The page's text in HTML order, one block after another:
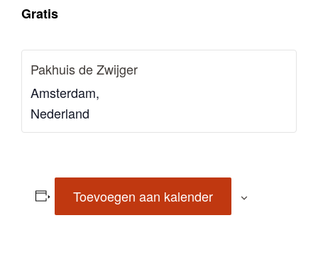
Gratis
Pakhuis de Zwijger
Amsterdam,
Nederland
Toevoegen aan kalender